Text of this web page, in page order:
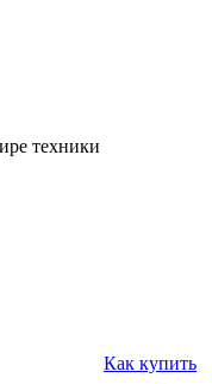
техники
Как купить